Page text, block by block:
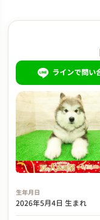
ラインで問い
生年月日
2026年5月4日 生まれ